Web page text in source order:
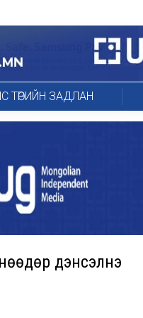
ТӨРИЙН ЗАДЛАН
дэнсэлнэ